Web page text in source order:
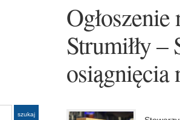
Strumiłły
osiągnięcia
szukaj